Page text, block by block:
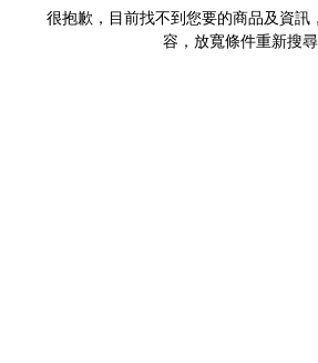
很抱歉，目前找不到您要的商品及資訊
容，放寬條件重新搜尋